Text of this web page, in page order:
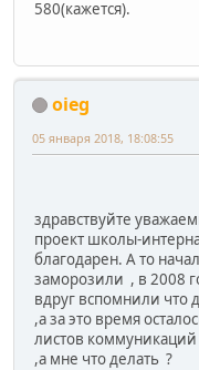
580(кажется).
oieg
05 января 2018, 18:08:55
здравствуйте
проект школы-
благодарен. А то
заморозили , в 2008
вдруг вспомнили что
,а за это время
листов коммуникаций
,а мне что делать ?